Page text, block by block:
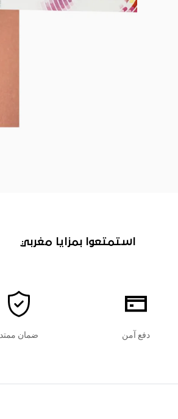
استمتعوا بمزايا مغربي
دفع آمن ضمان ممتد